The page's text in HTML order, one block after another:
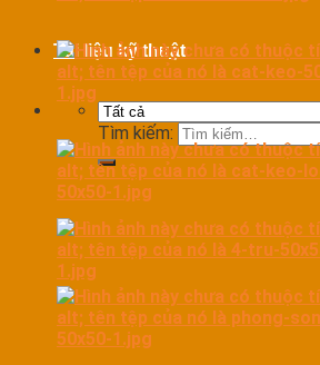
Tài liệu kỹ thuật
Tìm kiếm: